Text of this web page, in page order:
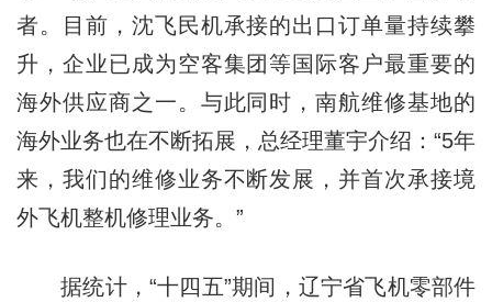
者。目前，沈飞民机承接的出口订单量持续攀
升，企业已成为空客集团等国际客户最重要的
海外供应商之一。与此同时，南航维修基地的
海外业务也在不断拓展，总经理董宇介绍：“5年
来，我们的维修业务不断发展，并首次承接境
外飞机整机修理业务。”
据统计，“十四五”期间， 辽宁省飞机零部件